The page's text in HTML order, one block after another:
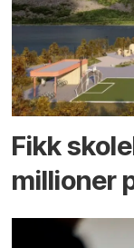
Fikk
millioner